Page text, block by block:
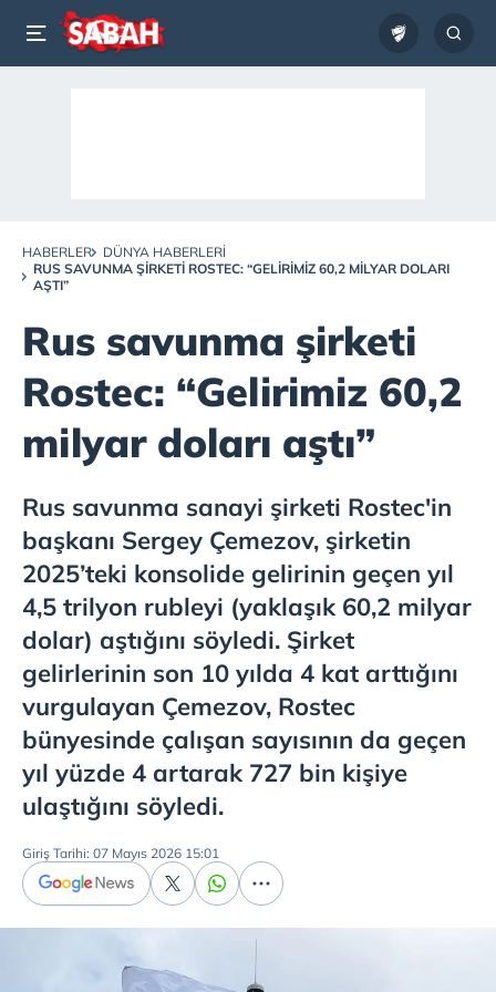
HABERLER
DÜNYA HABERLERI
RUS SAVUNMA ŞIRKETI ROSTEC: “GELIRIMIZ 60,2 MILYAR DOLARI
AŞTI”
Rus savunma şirketi
Rostec: “Gelirimiz 60,2
milyar doları aştı”
Rus savunma sanayi şirketi Rostec'in
başkanı Sergey Çemezov, şirketin
2025’teki konsolide gelirinin geçen yıl
4,5 trilyon rubleyi (yaklaşık 60,2 milyar
dolar) aştığını söyledi. Şirket
gelirlerinin son 10 yılda 4 kat arttığını
vurgulayan Çemezov, Rostec
bünyesinde çalışan sayısının da geçen
yıl yüzde 4 artarak 727 bin kişiye
ulaştığını söyledi.
Giriş Tarihi: 07 Mayıs 2026 15:01